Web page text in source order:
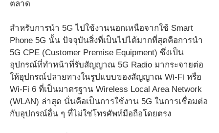
ตลาด
สำหรับการนำ 5G ไปใช้งานนอกเหนือจากใช้ Smart
Phone 5G นั้น ปัจจุบันสิ่งที่เป็นไปได้มากที่สุดคือการนำ
5G CPE (Customer Premise Equipment) ซึ่งเป็น
อุปกรณ์ที่ทำหน้าที่รับสัญญาณ 5G Radio มากระจายต่อ
ให้อุปกรณ์ปลายทางในรูปแบบของสัญญาณ Wi-Fi หรือ
Wi-Fi 6 ที่เป็นมาตรฐาน Wireless Local Area Network
(WLAN) ล่าสุด นั่นคือเป็นการใช้งาน 5G ในการเชื่อมต่อ
กับอุปกรณ์อื่น ๆ ที่ไม่ใช่โทรศัพท์มือถือโดยตรง